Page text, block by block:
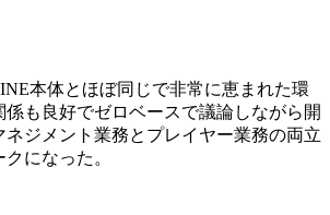
本体とほぼ同じで非常に恵まれた環
も良好でゼロベースで議論しながら開
ジメント業務とプレイヤー業務の両立
になった。